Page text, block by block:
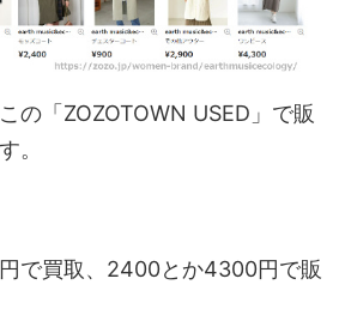
の「ZOZOTOWN USED」 で販
。
で買取、2400とか4300円で販